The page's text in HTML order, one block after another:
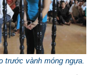
trước vành móng ngựa.